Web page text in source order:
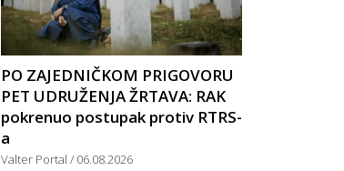
PO ZAJEDNIČKOM PRIGOVORU
PET UDRUŽENJA ŽRTAVA: RAK
pokrenuo postupak protiv RTRS-
a
Valter Portal 06.08.2026